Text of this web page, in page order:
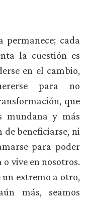
permanece; cada
la cuestión es
en el cambio,
para no
que
mundana y más
de beneficiarse, ni
para poder
vive en nosotros.
un extremo a otro,
más, seamos